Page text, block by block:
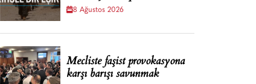
8 Ağustos 2026
Mecliste faşist provokasyona
karşı barışı savunmak